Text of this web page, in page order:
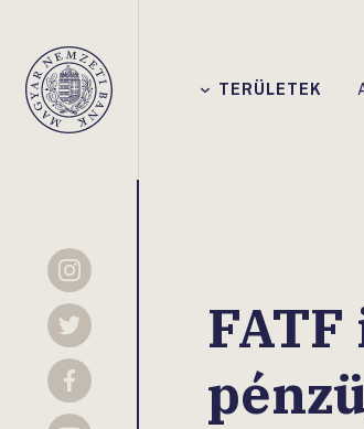
Magyar
Nemzeti
TERÜLETEK
Instagram
Twitter
Facebook